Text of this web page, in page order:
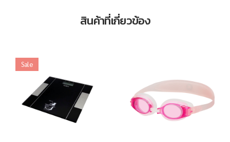
สินค้าที่เกี่ยวข้อง
Sale